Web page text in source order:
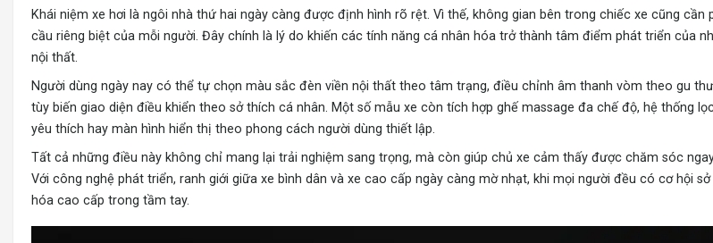
Khái niệm xe hơi là ngôi nhà thứ hai ngày càng được định hình rõ rệt. Vì thế, không gian bên trong chiếc xe cũng cần
cầu riêng biệt của mỗi người. Đây chính là lý do khiến các tính năng cá nhân hóa trở thành tâm điểm phát triển của
nội thất.
Người dùng ngày nay có thể tự chọn màu sắc đèn viền nội thất theo tâm trạng, điều chỉnh âm thanh vòm theo gu
tùy biến giao diện điều khiển theo sở thích cá nhân. Một số mẫu xe còn tích hợp ghế massage đa chế độ, hệ thống
yêu thích hay màn hình hiển thị theo phong cách người dùng thiết lập.
Tất cả những điều này không chỉ mang lại trải nghiệm sang trọng, mà còn giúp chủ xe cảm thấy được chăm sóc
Với công nghệ phát triển, ranh giới giữa xe bình dân và xe cao cấp ngày càng mờ nhạt, khi mọi người đều có cơ hội
hóa cao cấp trong tầm tay.